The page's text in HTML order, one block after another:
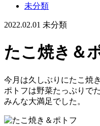
未分類
2022.02.01 未分類
たこ焼き＆
今月は久しぶりにたこ焼
ポトフは野菜たっぷりで
みんな大満足でした。